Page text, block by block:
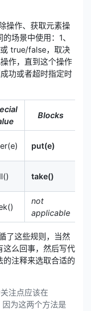
操作、获取元素操
场景中使用：1、
true/false，取决
作，直到这个操作
功或者超时指定时
Blocks
put(e)
take()
not
applicable
了这些规则，当然
这么回事，然后写代
注释来选取合适的
注点应该在
为这两个方法是